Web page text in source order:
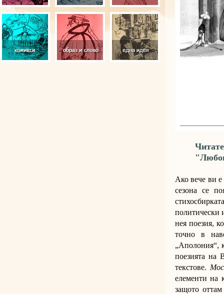
Ако вече ви
сезона се
политически
нея поезия,
точно в
„Аполония“,
поезията на
текстове.
елементи на
защото